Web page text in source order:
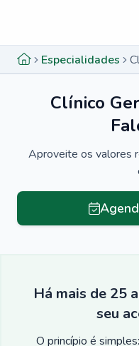
Especialidades
Clínico
Aproveite os valores
Há mais de 25
seu
O princípio é